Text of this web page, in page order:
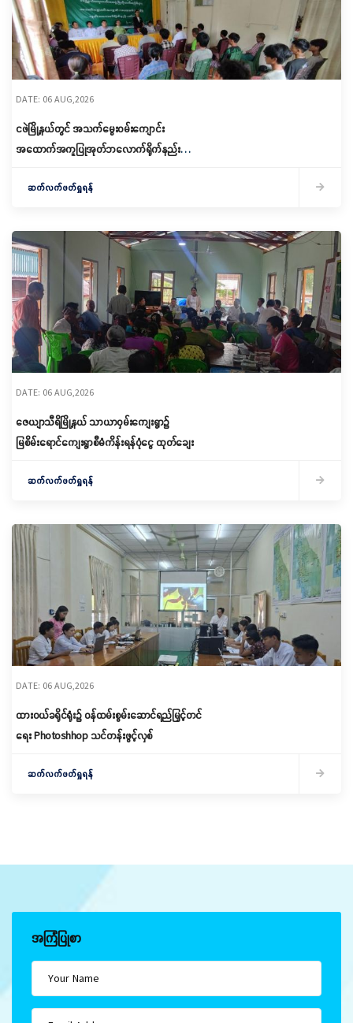
DATE: 06 AUG,2026
ငဖဲမြို့နယ်တွင် အသက်မွေးဝမ်းကျောင်း
အထောက်အကူပြုအုတ်ဘလောက်ရိုက်နည်း
ဆက်လက်ဖတ်ရှုရန်
DATE: 06 AUG,2026
ဇေယျာသီရိမြို့နယ် သာယာဝှမ်းကျေးရွာ၌
မြစိမ်းရောင်ကျေးရွာစီမံကိန်းရန်ပုံငွေ ထုတ်ချေး
ဆက်လက်ဖတ်ရှုရန်
DATE: 06 AUG,2026
ထားဝယ်ခရိုင်ရုံး၌ ဝန်ထမ်းစွမ်းဆောင်ရည်မြှင့်တင်
ရေး Photoshhop သင်တန်းဖွင့်လှစ်
ဆက်လက်ဖတ်ရှုရန်
အကြံပြုစာ